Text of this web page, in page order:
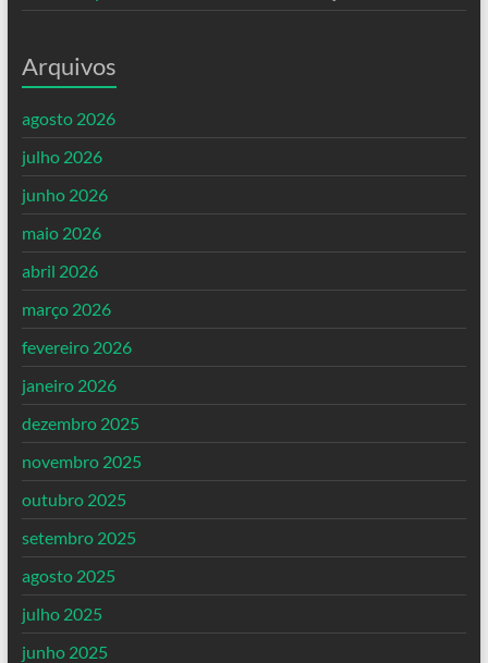
Arquivos
agosto 2026
julho 2026
junho 2026
maio 2026
abril 2026
março 2026
fevereiro 2026
janeiro 2026
dezembro 2025
novembro 2025
outubro 2025
setembro 2025
agosto 2025
julho 2025
junho 2025